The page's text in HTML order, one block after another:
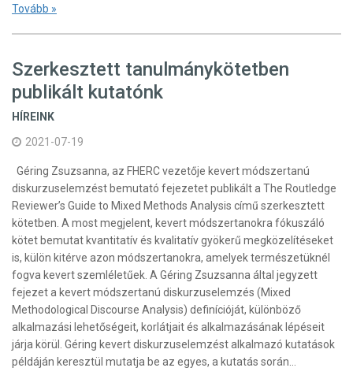
Tovább »
Szerkesztett tanulmánykötetben
publikált kutatónk
HÍREINK
2021-07-19
Géring Zsuzsanna, az FHERC vezetője kevert módszertanú
diskurzuselemzést bemutató fejezetet publikált a The Routledge
Reviewer’s Guide to Mixed Methods Analysis című szerkesztett
kötetben. A most megjelent, kevert módszertanokra fókuszáló
kötet bemutat kvantitatív és kvalitatív gyökerű megközelítéseket
is, külön kitérve azon módszertanokra, amelyek természetüknél
fogva kevert szemléletűek. A Géring Zsuzsanna által jegyzett
fejezet a kevert módszertanú diskurzuselemzés (Mixed
Methodological Discourse Analysis) definícióját, különböző
alkalmazási lehetőségeit, korlátjait és alkalmazásának lépéseit
járja körül. Géring kevert diskurzuselemzést alkalmazó kutatások
példáján keresztül mutatja be az egyes, a kutatás során…